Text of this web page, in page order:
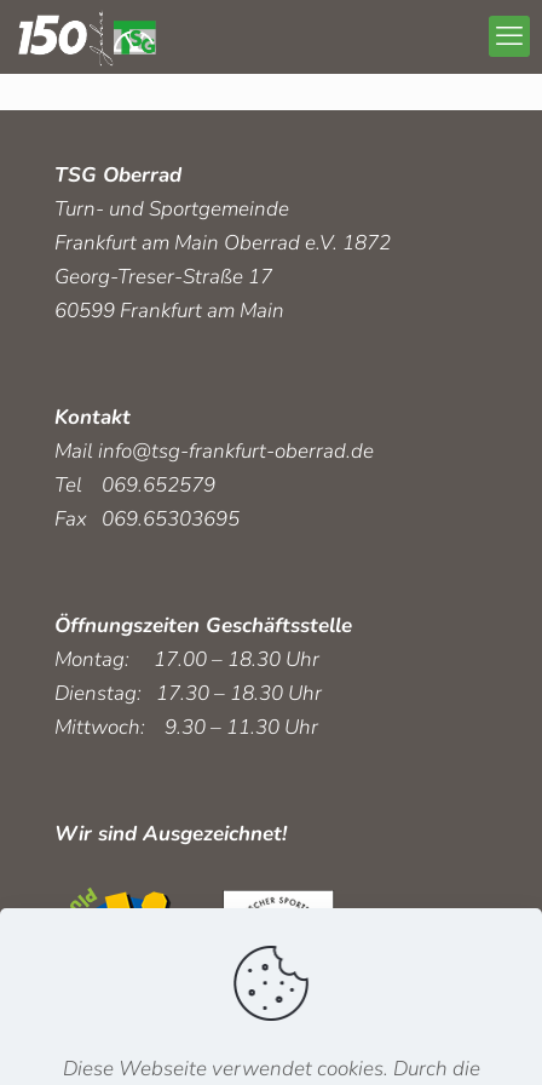
TSG Oberrad
Turn- und Sportgemeinde
Frankfurt am Main Oberrad e.V. 1872
Georg-Treser-Straße 17
60599 Frankfurt am Main
Kontakt
Mail info@tsg-frankfurt-oberrad.de
Tel 069.652579
Fax 069.65303695
Öffnungszeiten Geschäftsstelle
Montag: 17.00 – 18.30 Uhr
Dienstag: 17.30 – 18.30 Uhr
Mittwoch: 9.30 – 11.30 Uhr
Wir sind Ausgezeichnet!
Diese Webseite verwendet cookies. Durch die